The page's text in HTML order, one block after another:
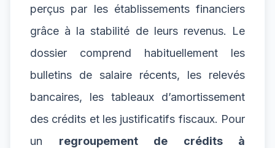
perçus par les établissements financiers
grâce à la stabilité de leurs revenus. Le
dossier comprend habituellement les
bulletins de salaire récents, les relevés
bancaires, les tableaux d’amortissement
des crédits et les justificatifs fiscaux. Pour
un regroupement de crédits à